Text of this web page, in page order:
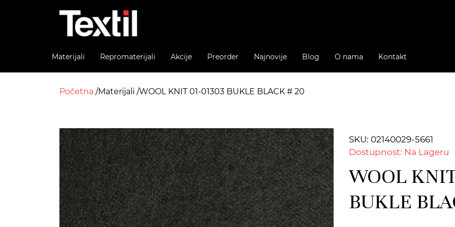
Materijali Repromaterijali Akcije Preorder Najnovije Blog O nama Kontakt
Početna Materijali WOOL KNIT 01-01303 BUKLE BLACK # 20
SKU: 02140029-5661
Dostupnost: Na Lageru
WOOL
BUKLE